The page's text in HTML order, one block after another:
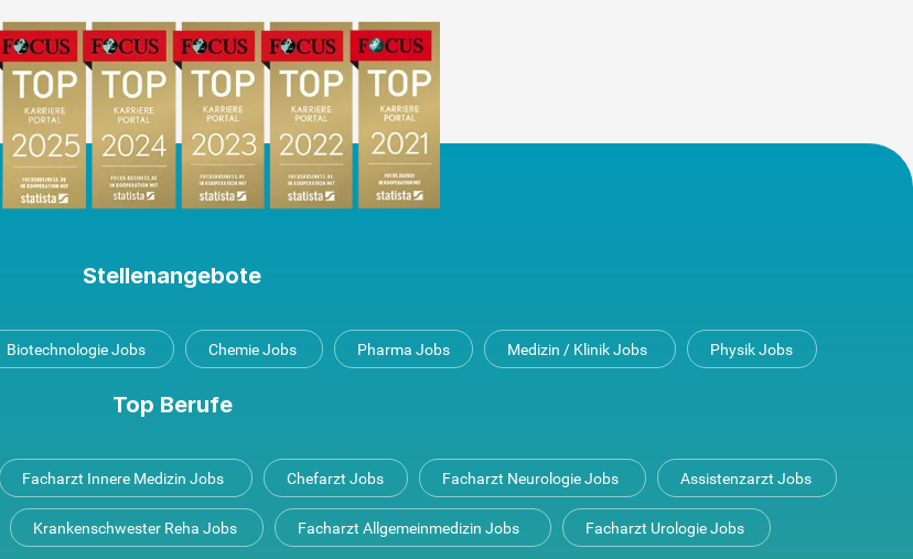
Stellenangebote
Biotechnologie Jobs Chemie Jobs Pharma Jobs Medizin / Klinik Jobs Physik Jobs
Top Berufe
Facharzt Innere Medizin Jobs Chefarzt Jobs Facharzt Neurologie Jobs Assistenzarzt Jobs
Krankenschwester Reha Jobs Facharzt Allgemeinmedizin Jobs Facharzt Urologie Jobs